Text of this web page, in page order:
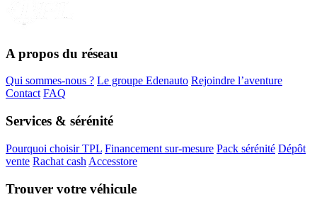
A propos du réseau
Qui sommes-nous ? Le groupe Edenauto Rejoindre l’aventure
Contact FAQ
Services & sérénité
Pourquoi choisir TPL Financement sur-mesure Pack sérénité Dépôt
vente Rachat cash Accesstore
Trouver votre véhicule